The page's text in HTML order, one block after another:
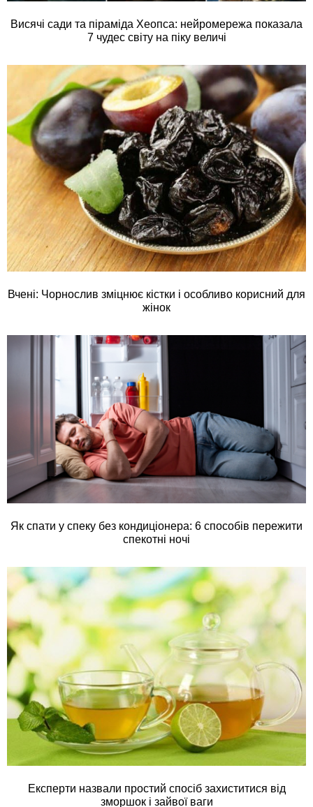
Висячі сади та піраміда Хеопса: нейромережа показала
7 чудес світу на піку величі
Вчені: Чорнослив зміцнює кістки і особливо корисний для
жінок
Як спати у спеку без кондиціонера: 6 способів пережити
спекотні ночі
Експерти назвали простий спосіб захиститися від
зморшок і зайвої ваги